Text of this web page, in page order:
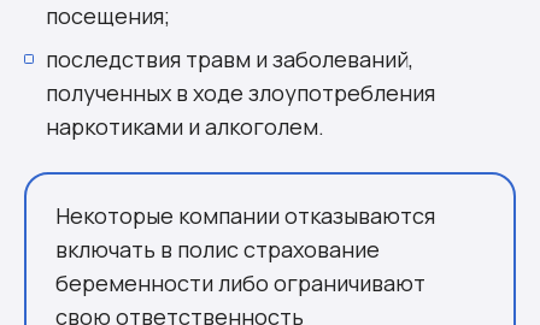
посещения;
последствия травм и заболеваний,
полученных в ходе злоупотребления
наркотиками и алкоголем.
Некоторые компании отказываются
включать в полис страхование
беременности либо ограничивают
свою ответственность